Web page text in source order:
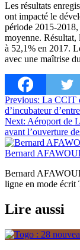
Les résultats
ont impacté le
période 2015-2018,
moyenne. Résultat,
à 52,1% en 2017.
avec une maîtrise
Navigation
de
l’article
Previous: La CCIT
d’incubateur
Next: Aéroport de
avant l’ouverture
Bernard
Bernard
ligne en mode
Lire aussi